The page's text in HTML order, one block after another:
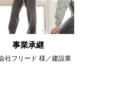
事業承継
社フリード 様／建設業